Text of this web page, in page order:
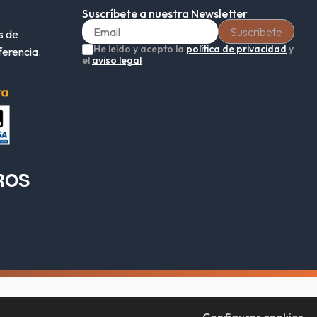
de
Suscríbete a nuestra Newsletter
He leído y acepto la política de privacidad y
el aviso legal